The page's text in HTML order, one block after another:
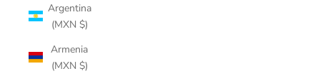
Argentina
(MXN $)
Armenia
(MXN $)